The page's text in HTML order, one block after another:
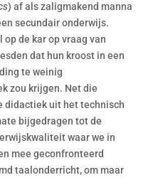
) af als zaligmakend manna
secundair onderwijs.
de kar op vraag van
dat hun kroost in een
te weinig
zou krijgen. Net die
didactiek uit het technisch
bijgedragen tot de
waar we in
mee geconfronteerd
taalonderricht, om maar